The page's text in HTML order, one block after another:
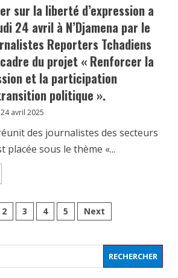
sur la liberté d’expression a
24 avril à N’Djamena par le
Reporters Tchadiens
du projet « Renforcer la
et la participation
politique ».
24 avril 2025
des journalistes des secteurs
placée sous le thème «...
2 3 4 5 Next
N’Djamena | Projet PRECOM – Lot 8, une
des cartographes
ont été certifiés pour
renforcer la gouvernance locale.
𝟮𝟬𝟮𝟲 | À 𝒍𝒂 𝒗𝒆𝒊𝒍𝒍𝒆 𝒅𝒖 𝒍𝒂𝒏𝒄𝒆𝒎𝒆𝒏𝒕
é𝒑𝒓𝒆𝒖𝒗𝒆𝒔 é𝒄𝒓𝒊𝒕𝒆𝒔 𝒅𝒖 𝒃𝒂𝒄𝒄𝒂𝒍𝒂𝒖𝒓é𝒂𝒕 𝒅𝒆
𝒋𝒖𝒊𝒏 𝟐𝟎𝟐𝟔, 𝒍𝒆 𝒑𝒓é𝒔𝒊𝒅𝒆𝒏𝒕 𝒅𝒖 𝒋𝒖𝒓𝒚,
𝑫𝒐𝒖𝒎𝒑𝒂 𝑴𝒊𝒂𝒏-𝑨𝒔𝒎𝒃𝒂𝒚𝒆, 𝒂
𝒂𝒏𝒊𝒎é 𝒖𝒏 𝒑𝒐𝒊𝒏𝒕 𝒅𝒆 𝒑𝒓𝒆𝒔𝒔𝒆 𝒄𝒆 𝟎𝟕 𝒋𝒖𝒊𝒏 𝒂𝒖
Mayo-Kebbi Ouest, le Général
Khatab, a reçu une